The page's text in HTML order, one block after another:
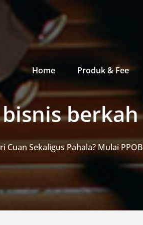
Primary Menu
Home
Produk & Fee
berkah
Cuan Sekaligus Pahala? Mulai PPOB